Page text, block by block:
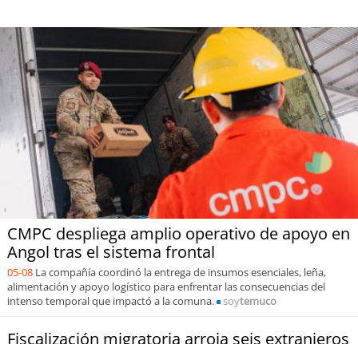
CMPC despliega amplio operativo de apoyo en
Angol tras el sistema frontal
05-08 La compañía coordinó la entrega de insumos esenciales, leña,
alimentación y apoyo logístico para enfrentar las consecuencias del
intenso temporal que impactó a la comuna.
soytemuco
Fiscalización migratoria arroja seis extranjeros